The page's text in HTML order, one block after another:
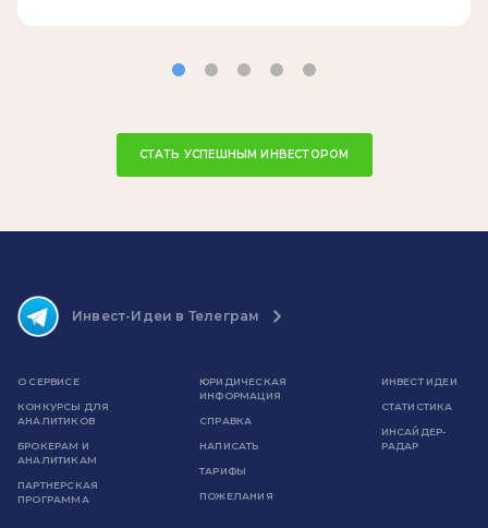
СТАТЬ УСПЕШНЫМ ИНВЕСТОРОМ
Инвест-Идеи в Телеграм
О СЕРВИСЕ
КОНКУРСЫ ДЛЯ
АНАЛИТИКОВ
БРОКЕРАМ И
АНАЛИТИКАМ
ПАРТНЕРСКАЯ
ПРОГРАММА
ЮРИДИЧЕСКАЯ
ИНФОРМАЦИЯ
СПРАВКА
НАПИСАТЬ
ТАРИФЫ
ПОЖЕЛАНИЯ
ИНВЕСТ ИДЕИ
СТАТИСТИКА
ИНСАЙДЕР-
РАДАР